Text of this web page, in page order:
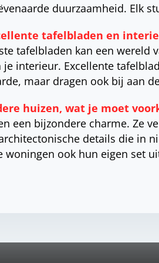
duurzaamheid. Elk
tafelbladen en
tafelbladen kan een wereld
interieur. Excellente
maar dragen ook bij aan
huizen, wat je moet
een bijzondere charme. Ze
details die in
woningen ook hun eigen set